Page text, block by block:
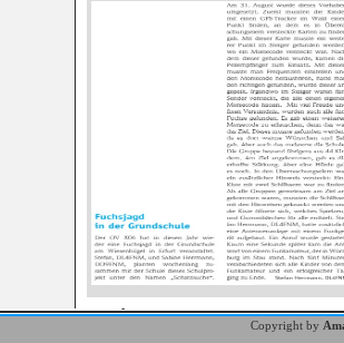
Copyright by